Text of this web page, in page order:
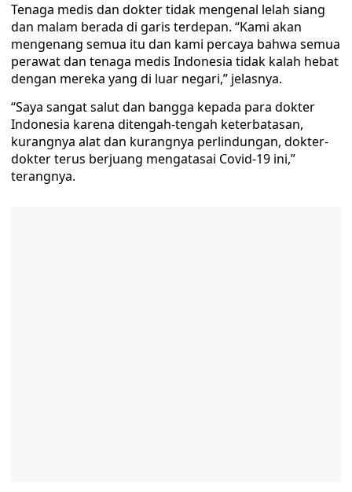
Tenaga medis dan dokter tidak mengenal lelah siang
dan malam berada di garis terdepan. “Kami akan
mengenang semua itu dan kami percaya bahwa semua
perawat dan tenaga medis Indonesia tidak kalah hebat
dengan mereka yang di luar negari,” jelasnya.
“Saya sangat salut dan bangga kepada para dokter
Indonesia karena ditengah-tengah keterbatasan,
kurangnya alat dan kurangnya perlindungan, dokter-
dokter terus berjuang mengatasai Covid-19 ini,”
terangnya.